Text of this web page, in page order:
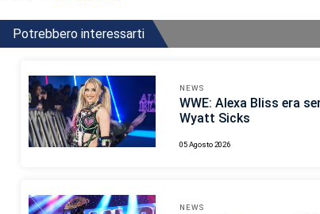
Potrebbero interessarti
NEWS
WWE: Alexa Bliss era
Wyatt Sicks
05 Agosto 2026
NEWS